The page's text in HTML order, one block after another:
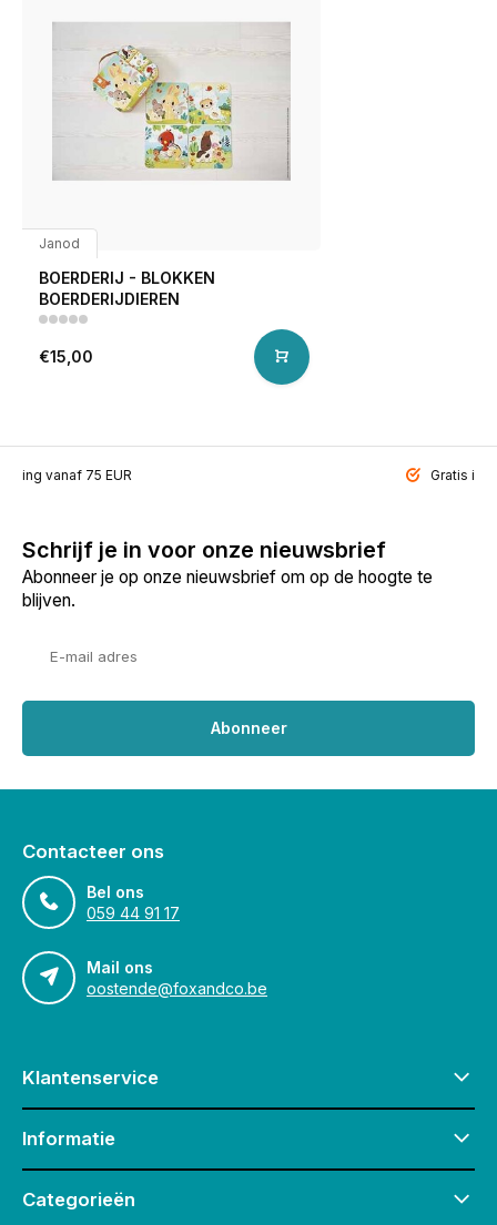
Janod
BOERDERIJ - BLOKKEN
BOERDERIJDIEREN
€15,00
vanaf 75 EUR Gratis
Schrijf je in voor onze nieuwsbrief
Abonneer je op onze nieuwsbrief om op de hoogte te
blijven.
Abonneer
Contacteer ons
Bel ons
059 44 91 17
Mail ons
oostende@foxandco.be
Klantenservice
Informatie
Categorieën